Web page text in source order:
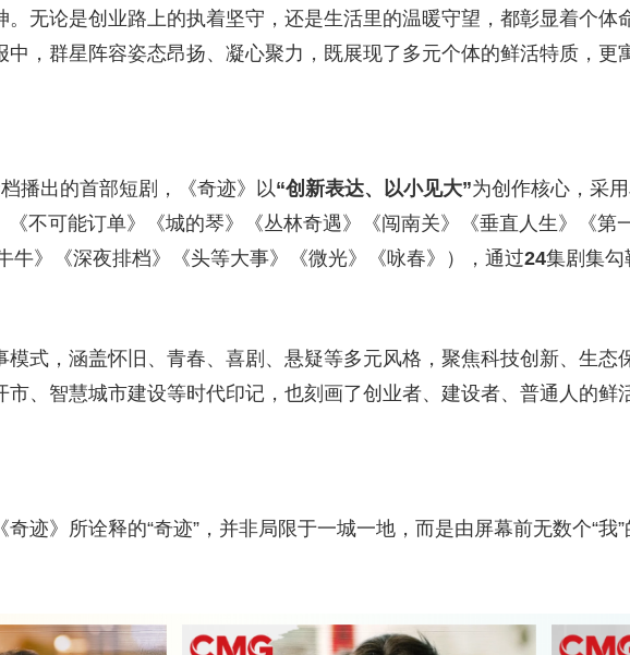
。无论是创业路上的执着坚守，还是生活里的温暖守望，都彰显着个体
中，群星阵容姿态昂扬、凝心聚力，既展现了多元个体的鲜活特质，更
出的首部短剧，《奇迹》以“创新表达、以小见大”为创作核心，采
《不可能订单》《城的琴》《丛林奇遇》《闯南关》《垂直人生》《第
牛》《深夜排档》《头等大事》《微光》《咏春》），通过24集剧集勾
，涵盖怀旧、青春、喜剧、悬疑等多元风格，聚焦科技创新、生态
市、智慧城市建设等时代印记，也刻画了创业者、建设者、普通人的鲜
》所诠释的“奇迹”，并非局限于一城一地，而是由屏幕前无数个“我